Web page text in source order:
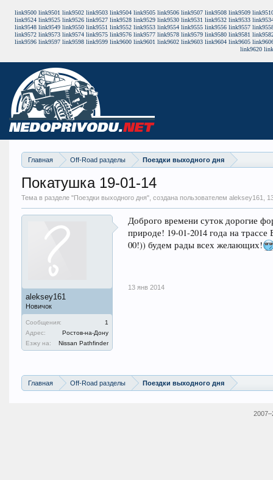
link9500 link9501 link9502 link9503 link9504 link9505 link9506 link9507 link9508 link9509
link9524 link9525 link9526 link9527 link9528 link9529 link9530 link9531 link9532 link9533
link9548 link9549 link9550 link9551 link9552 link9553 link9554 link9555 link9556 link9557
link9572 link9573 link9574 link9575 link9576 link9577 link9578 link9579 link9580 link9581
link9596 link9597 link9598 link9599 link9600 link9601 link9602 link9603 link9604 link9605
link9620
Главная Off-Road разделы Поездки выходного дня
Покатушка 19-01-14
Тема в разделе "Поездки выходного дня", создана пользователем aleksey161,
aleksey161
Новичок
Сообщения:
1
Адрес:
Ростов-на-Дону
Езжу на:
Nissan Pathfinder
Доброго времени суток дорогие
природе! 19-01-2014 года на
00!)) будем рады всех желающих!
13 янв 2014
Главная Off-Road разделы Поездки выходного дня
2007–